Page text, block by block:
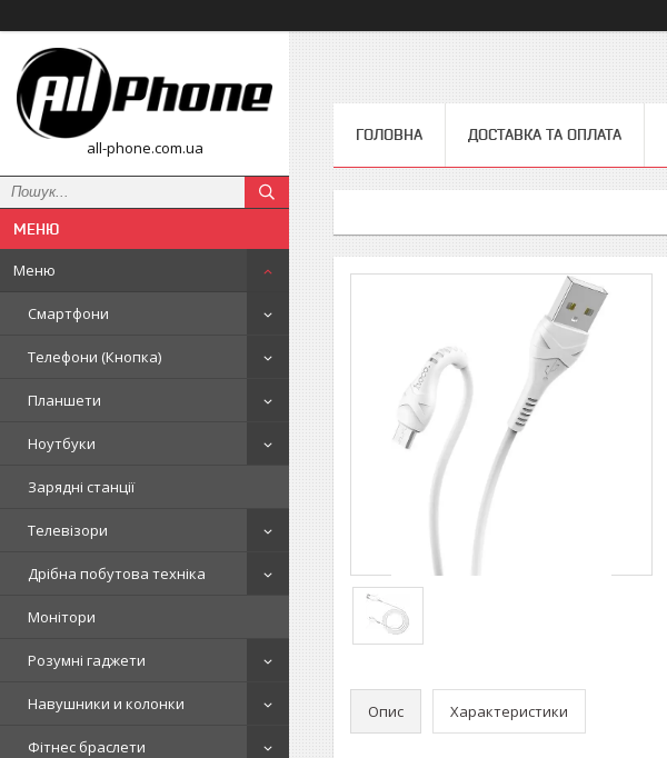
all-phone.com.ua
Меню
Смартфони
Телефони (Кнопка)
Планшети
Ноутбуки
Зарядні станції
Телевізори
Дрібна побутова техніка
Монітори
Розумні гаджети
Навушники и колонки
Фітнес браслети
ГОЛОВНА ДОСТАВКА ТА ОПЛАТА
Опис Характеристики